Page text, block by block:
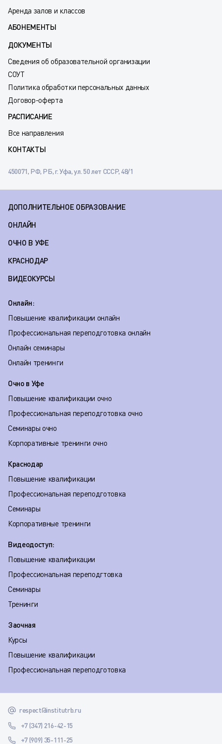
Аренда залов и классов
АБОНЕМЕНТЫ
ДОКУМЕНТЫ
Сведения об образовательной организации
СОУТ
Политика обработки персональных данных
Договор-оферта
РАСПИСАНИЕ
Все направления
КОНТАКТЫ
450071, РФ, РБ, г. Уфа, ул. 50 лет СССР, 48/1
ДОПОЛНИТЕЛЬНОЕ ОБРАЗОВАНИЕ
ОНЛАЙН
ОЧНО В УФЕ
КРАСНОДАР
ВИДЕОКУРСЫ
Онлайн:
Повышение квалификации онлайн
Профессиональная переподготовка онлайн
Онлайн семинары
Онлайн тренинги
Очно в Уфе
Повышение квалификации очно
Профессиональная переподготовка очно
Семинары очно
Корпоративные тренинги очно
Краснодар
Повышение квалификации
Профессиональная переподготовка
Семинары
Корпоративные тренинги
Видеодоступ:
Повышение квалификации
Профессиональная переподгтовка
Семинары
Тренинги
Заочная
Курсы
Повышение квалификации
Профессиональная переподготовка
respect@institutrb.ru
+7 (347) 216-42-15
+7 (909) 35-111-25